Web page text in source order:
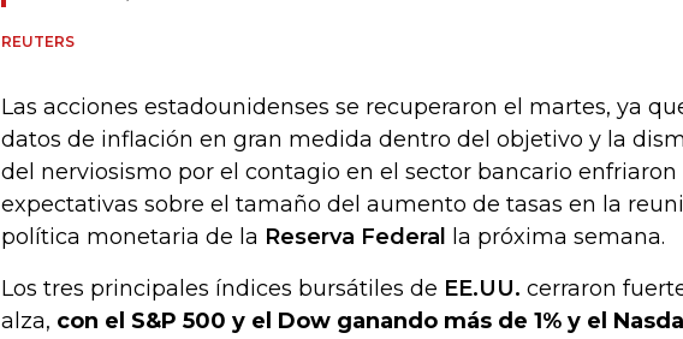
REUTERS
Las acciones estadounidenses se recuperaron el martes, ya
datos de inflación en gran medida dentro del objetivo y la
del nerviosismo por el contagio en el sector bancario enfriaron
expectativas sobre el tamaño del aumento de tasas en la
política monetaria de la Reserva Federal la próxima semana.
Los tres principales índices bursátiles de EE.UU. cerraron
alza, con el S&P 500 y el Dow ganando más de 1% y el